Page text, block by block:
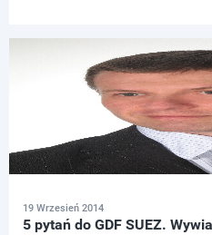
19 Wrzesień 2014
5 pytań do GDF SUEZ.